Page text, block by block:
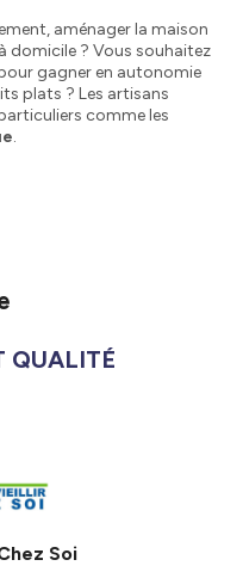
aménager la maison
domicile ? Vous souhaitez
gagner en autonomie
plats ? Les artisans
comme les
.
QUALITÉ
Soi